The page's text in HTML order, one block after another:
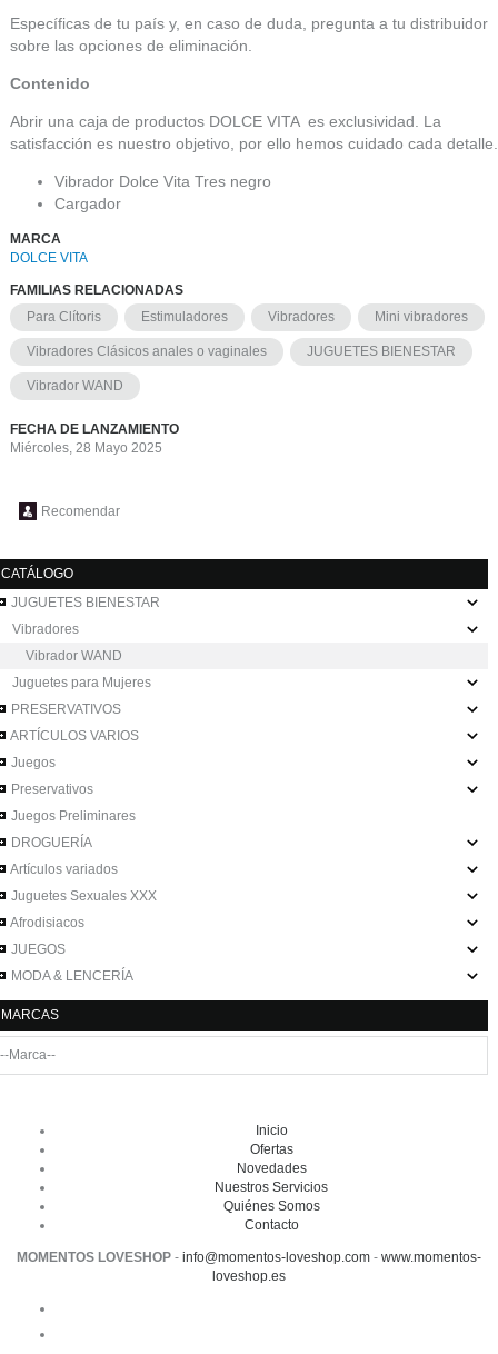
Específicas de tu país y, en caso de duda, pregunta a tu distribuidor
sobre las opciones de eliminación.
Contenido
Abrir una caja de productos DOLCE VITA es exclusividad. La
satisfacción es nuestro objetivo, por ello hemos cuidado cada detalle.
Vibrador Dolce Vita Tres negro
Cargador
MARCA
DOLCE VITA
FAMILIAS RELACIONADAS
Para Clítoris
Estimuladores Vibradores Mini vibradores
Vibradores Clásicos anales o vaginales JUGUETES BIENESTAR
Vibrador WAND
FECHA DE LANZAMIENTO
Miércoles, 28 Mayo 2025
Recomendar
CATÁLOGO
JUGUETES BIENESTAR
Vibradores
Vibrador WAND
Juguetes para Mujeres
PRESERVATIVOS
ARTÍCULOS VARIOS
Juegos
Preservativos
Juegos Preliminares
DROGUERÍA
Artículos variados
Juguetes Sexuales XXX
Afrodisiacos
JUEGOS
MODA & LENCERÍA
MARCAS
Inicio
Ofertas
Novedades
Nuestros Servicios
Quiénes Somos
Contacto
MOMENTOS LOVESHOP - info@momentos-loveshop.com - www.momentos-
loveshop.es